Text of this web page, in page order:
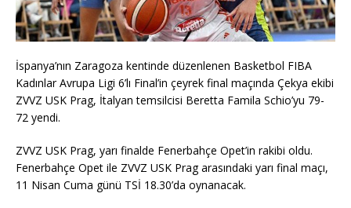
İspanya’nın Zaragoza kentinde düzenlenen Basketbol FIBA
Kadınlar Avrupa Ligi 6’lı Final’in çeyrek final maçında Çekya ekibi
ZVVZ USK Prag, İtalyan temsilcisi Beretta Famila Schio’yu 79-
72 yendi.
ZVVZ USK Prag, yarı finalde Fenerbahçe Opet’in rakibi oldu.
Fenerbahçe Opet ile ZVVZ USK Prag arasındaki yarı final maçı,
11 Nisan Cuma günü TSİ 18.30’da oynanacak.